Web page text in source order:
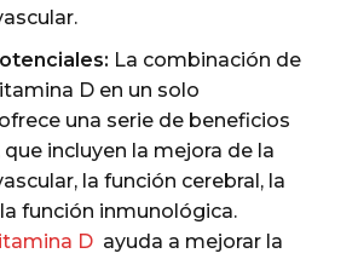
La combinación de
D en un solo
una serie de beneficios
que incluyen la mejora de la
la función cerebral, la
función inmunológica.
D ayuda a mejorar la